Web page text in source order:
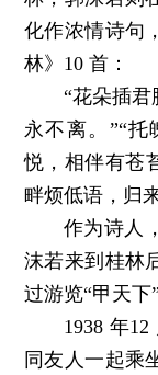
化作浓情诗句
林》10 首：
“花朵插
永不离。”“
悦，相伴有苍
畔烦低语，归
作为诗人
沫若来到桂林
过游览“甲天下
1938 年
同友人一起乘